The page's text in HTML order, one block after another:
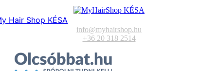
Hair Shop KÉSA
info@myhairshop.hu
+36 20 318 2514